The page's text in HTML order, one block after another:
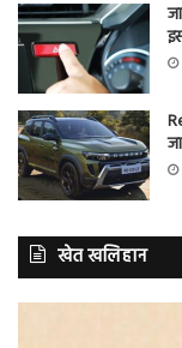
खेत खलिहान